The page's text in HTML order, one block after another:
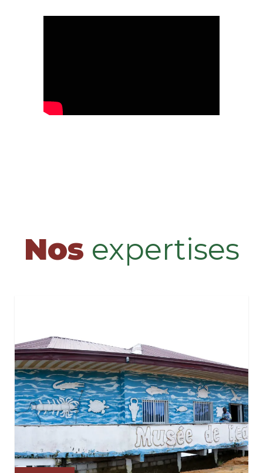
Nos expertises